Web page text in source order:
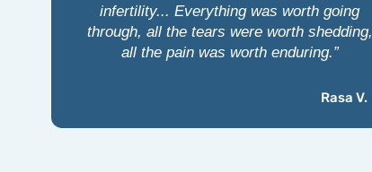
infertility... Everything was worth going
through, all the tears were worth shedding,
all the pain was worth enduring.”
Rasa V.